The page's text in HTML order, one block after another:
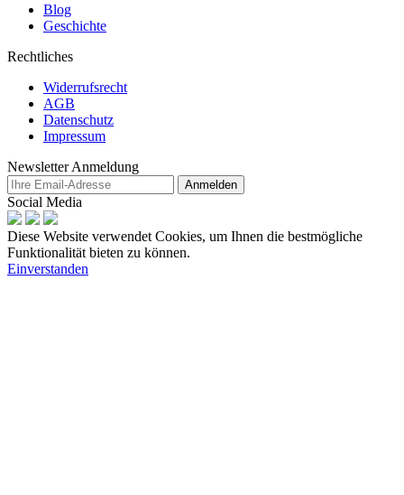
Blog
Geschichte
Rechtliches
Widerrufsrecht
AGB
Datenschutz
Impressum
Newsletter Anmeldung
Anmelden
Social Media
Diese Website verwendet Cookies, um Ihnen die bestmögliche
Funktionalität bieten zu können.
Einverstanden